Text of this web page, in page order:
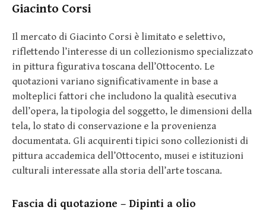
Giacinto Corsi
Il mercato di Giacinto Corsi è limitato e selettivo,
riflettendo l’interesse di un collezionismo specializzato
in pittura figurativa toscana dell’Ottocento. Le
quotazioni variano significativamente in base a
molteplici fattori che includono la qualità esecutiva
dell’opera, la tipologia del soggetto, le dimensioni della
tela, lo stato di conservazione e la provenienza
documentata. Gli acquirenti tipici sono collezionisti di
pittura accademica dell’Ottocento, musei e istituzioni
culturali interessate alla storia dell’arte toscana.
Fascia di quotazione – Dipinti a olio